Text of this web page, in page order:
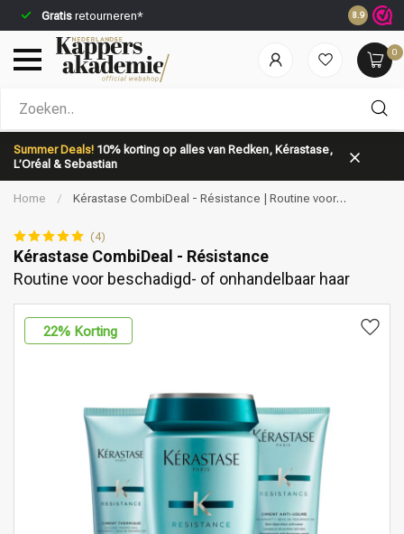
Gratis retourneren* Voor
8.9
0
Summer Deals! 10% korting op alles van Redken, Kérastase,
L’Oréal & Sebastian
Welke categorie ben jij naar op zoek?
Merken Haarverzorging
Home /
Kérastase CombiDeal - Résistance | Routine voor
(4)
Kérastase CombiDeal - Résistance
Routine voor beschadigd- of onhandelbaar haar
22% Korting